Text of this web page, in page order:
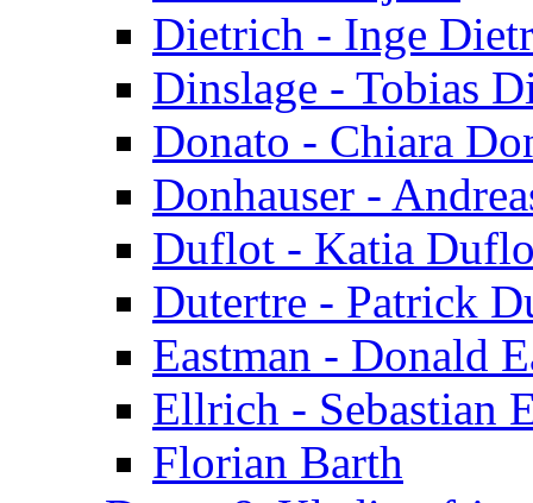
Dietrich - Inge
Dinslage - Tobias
Donato - Chiara
Donhauser -
Duflot - Katia
Dutertre - Patrick
Eastman - Donald
Ellrich - Sebastian
Florian Barth